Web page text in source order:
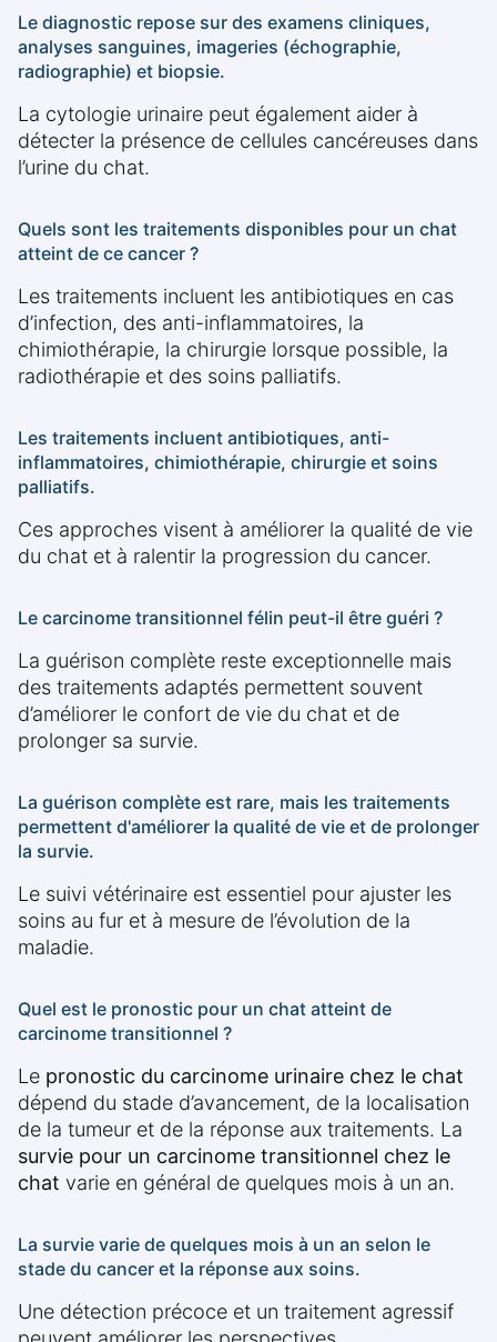
Le diagnostic repose sur des examens cliniques,
analyses sanguines, imageries (échographie,
radiographie) et biopsie.
La cytologie urinaire peut également aider à
détecter la présence de cellules cancéreuses dans
l’urine du chat.
Quels sont les traitements disponibles pour un chat
atteint de ce cancer ?
Les traitements incluent les antibiotiques en cas
d’infection, des anti-inflammatoires, la
chimiothérapie, la chirurgie lorsque possible, la
radiothérapie et des soins palliatifs.
Les traitements incluent antibiotiques, anti-
inflammatoires, chimiothérapie, chirurgie et soins
palliatifs.
Ces approches visent à améliorer la qualité de vie
du chat et à ralentir la progression du cancer.
Le carcinome transitionnel félin peut-il être guéri ?
La guérison complète reste exceptionnelle mais
des traitements adaptés permettent souvent
d’améliorer le confort de vie du chat et de
prolonger sa survie.
La guérison complète est rare, mais les traitements
permettent d'améliorer la qualité de vie et de prolonger
la survie.
Le suivi vétérinaire est essentiel pour ajuster les
soins au fur et à mesure de l’évolution de la
maladie.
Quel est le pronostic pour un chat atteint de
carcinome transitionnel ?
Le pronostic du carcinome urinaire chez le chat
dépend du stade d’avancement, de la localisation
de la tumeur et de la réponse aux traitements. La
survie pour un carcinome transitionnel chez le
chat varie en général de quelques mois à un an.
La survie varie de quelques mois à un an selon le
stade du cancer et la réponse aux soins.
Une détection précoce et un traitement agressif